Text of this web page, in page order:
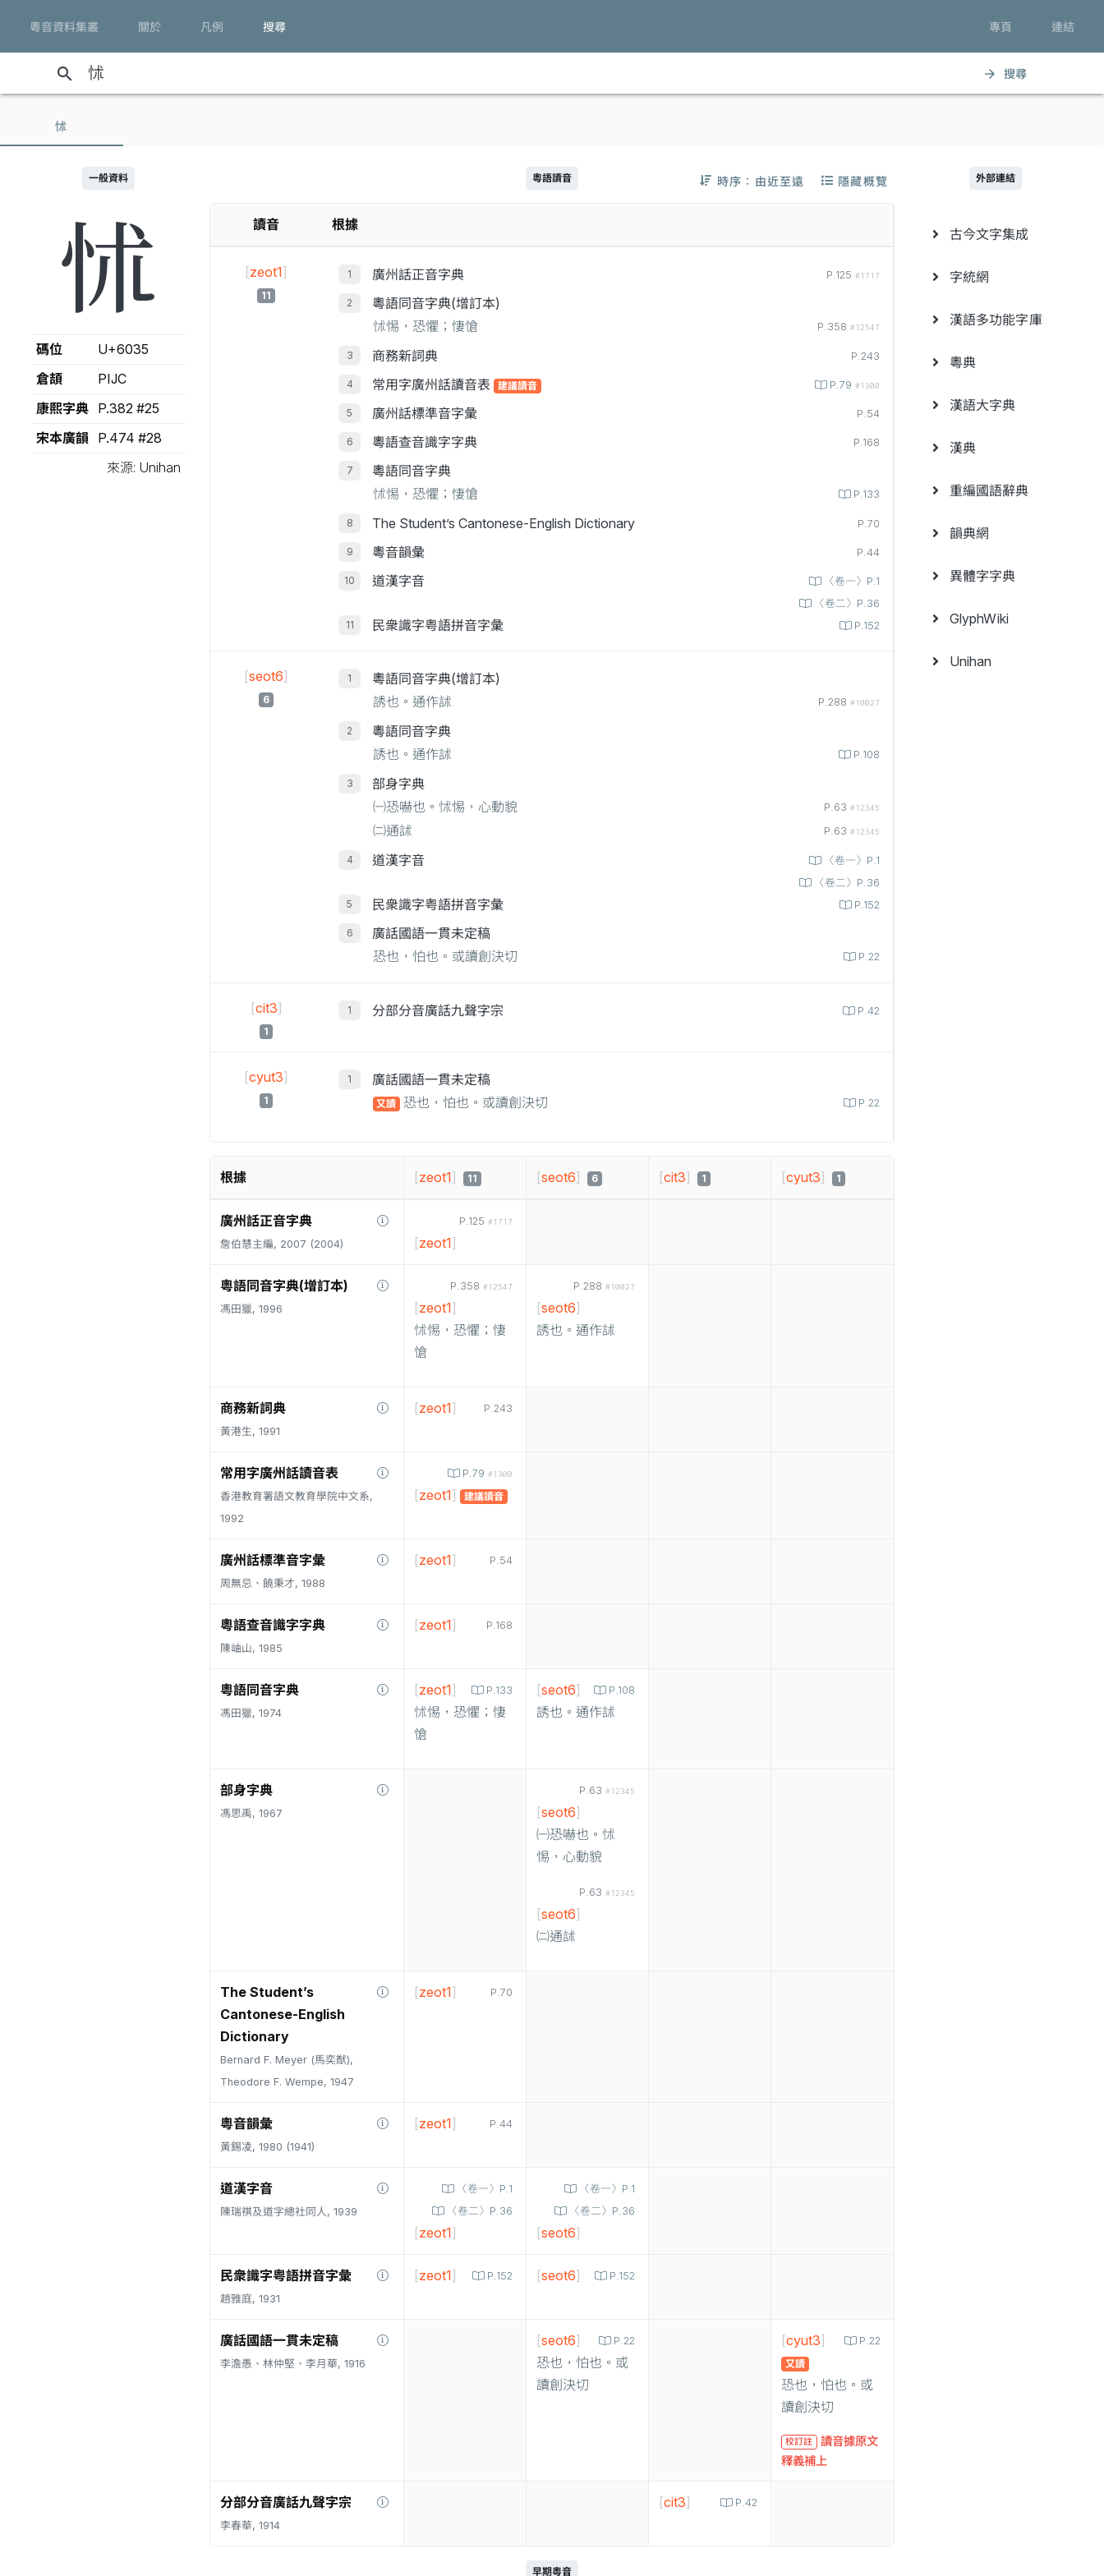
粵音資料集叢 關於 凡例 搜尋 專頁 連結
search arrow_forward 搜尋
怵
一般資料
怵
碼位
U+6035
倉頡
PIJC
康熙字典
P.382 #25
宋本廣韻
P.474 #28
來源: Unihan
粵語讀音 時序：由近至遠 隱藏概覽
讀音 根據
[zeot1]
11
廣州話正音字典 P.125 #1717
粵語同音字典(增訂本)
怵惕，恐懼；悽愴
P.358 #12547
商務新詞典 P.243
常用字廣州話讀音表 建議讀音 P.79 #1300
廣州話標準音字彙 P.54
粵語查音識字字典 P.168
粵語同音字典
怵惕，恐懼；悽愴
P.133
The Student’s Cantonese-English Dictionary P.70
粵音韻彙 P.44
道漢字音
〈卷一〉P.1
〈卷二〉P.36
民衆識字粤語拼音字彙 P.152
[seot6]
6
粵語同音字典(增訂本)
誘也。通作訹
P.288 #10027
粵語同音字典
誘也。通作訹
P.108
部身字典
㈠恐嚇也。怵惕，心動貌
P.63 #12345
㈡通訹 P.63 #12345
道漢字音
〈卷一〉P.1
〈卷二〉P.36
民衆識字粤語拼音字彙 P.152
廣話國語一貫未定稿
恐也，怕也。或讀創決切
P.22
[cit3]
1
分部分音廣話九聲字宗 P.42
[cyut3]
1
廣話國語一貫未定稿
又讀 恐也，怕也。或讀創決切 P.22
根據 [zeot1] 11 [seot6] 6 [cit3] 1 [cyut3] 1
廣州話正音字典
詹伯慧主編, 2007 (2004)
P.125 #1717
[zeot1]
粵語同音字典(增訂本)
馮田獵, 1996
P.358 #12547
[zeot1]
怵惕，恐懼；悽
愴
P.288 #10027
[seot6]
誘也。通作訹
商務新詞典
黃港生, 1991
P.243
[zeot1]
常用字廣州話讀音表
香港教育署語文教育學院中文系,
1992
P.79 #1300
[zeot1] 建議讀音
廣州話標準音字彙
周無忌、饒秉才, 1988
P.54
[zeot1]
粵語查音識字字典
陳岫山, 1985
P.168
[zeot1]
粵語同音字典
馮田獵, 1974
P.133
[zeot1]
怵惕，恐懼；悽
愴
P.108
[seot6]
誘也。通作訹
部身字典
馮思禹, 1967
P.63 #12345
[seot6]
㈠恐嚇也。怵
惕，心動貌
P.63 #12345
[seot6]
㈡通訹
The Student’s
Cantonese-English
Dictionary
Bernard F. Meyer (馬奕猷),
Theodore F. Wempe, 1947
P.70
[zeot1]
粵音韻彙
黃錫凌, 1980 (1941)
P.44
[zeot1]
道漢字音
陳瑞祺及道字總社同人, 1939
〈卷一〉P.1
〈卷二〉P.36
[zeot1]
〈卷一〉P.1
〈卷二〉P.36
[seot6]
民衆識字粤語拼音字彙
趙雅庭, 1931
P.152
[zeot1] P.152
[seot6]
廣話國語一貫未定稿
李澹愚、林仲堅、李月華, 1916
P.22
[seot6]
恐也，怕也。或
讀創決切
P.22
[cyut3]
又讀
恐也，怕也。或
讀創決切
校訂註 讀音據原文
釋義補上
分部分音廣話九聲字宗
李春華, 1914
P.42
[cit3]
早期粵音
外部連結
古今文字集成
字統網
漢語多功能字庫
粵典
漢語大字典
漢典
重編國語辭典
韻典網
異體字字典
GlyphWiki
Unihan